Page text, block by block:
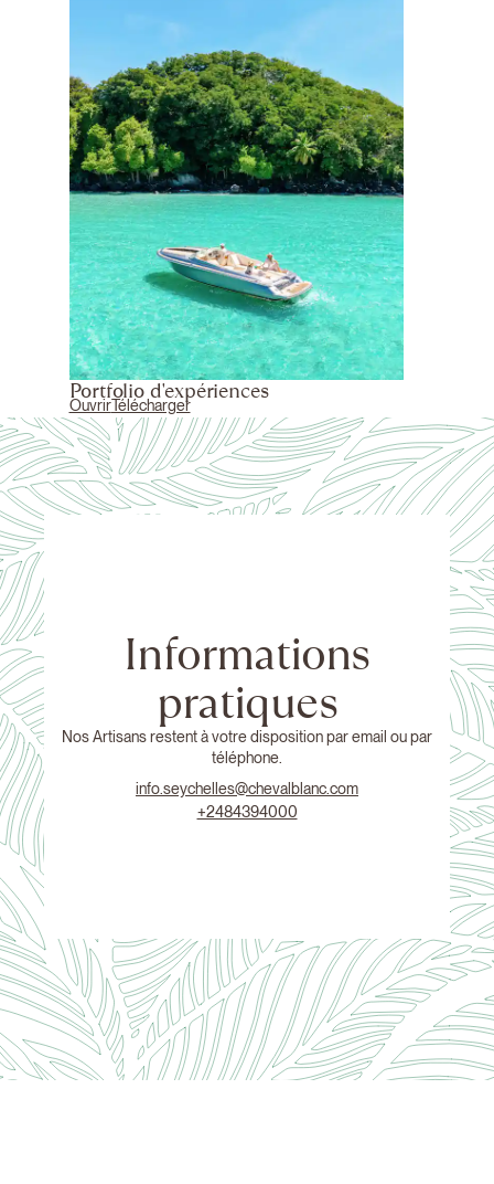
Portfolio d'expériences
OuvrirTélécharger
Informations
pratiques
Nos Artisans restent à votre disposition par email ou par
téléphone.
info.seychelles@chevalblanc.com
+2484394000